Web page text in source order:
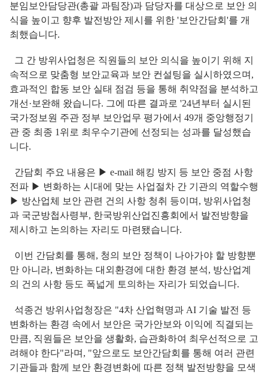
분임보안담당관(총괄 과팀장)과 담당자를 대상으로 보안 의
식을 높이고 향후 발전방안 제시를 위한 '보안간담회'를 개
최했습니다.
그 간 방위사업청은 직원들의 보안 의식을 높이기 위해 지
속적으로 맞춤형 보안교육과 보안 컨설팅을 실시하였으며,
효과적인 합동 보안 실태 점검 등을 통해 취약점을 분석하고
개선·보완해 왔습니다. 그에 따른 결과로 '24년부터 실시된
국가정보원 주관 정부 보안업무 평가에서 49개 중앙행정기
관 중 최종 1위로 최우수기관에 선정되는 성과를 달성했습
니다.
간담회 주요 내용은 ▶ e-mail 해킹 방지 등 보안 중점 사항
전파 ▶ 변화하는 시대에 맞는 사업절차 간 기관의 역할수행
▶ 방산업체 보안 관련 건의 사항 청취 등이며, 방위사업청
과 국군방첩사령부, 한국방위산업진흥회에서 발전방향을
제시하고 논의하는 자리도 마련됐습니다.
이번 간담회를 통해, 청의 보안 정책이 나아가야 할 방향뿐
만 아니라, 변화하는 대외환경에 대한 환경 분석, 방산업계
의 건의 사항 등도 폭넓게 토의하는 자리가 되었습니다.
석종건 방위사업청장은 "4차 산업혁명과 AI 기술 발전 등
변화하는 환경 속에서 보안은 국가안보와 이익에 직결되는
만큼, 직원들은 보안을 생활화, 습관화하여 최우선적으로 고
려해야 한다"라며, "앞으로도 보안간담회를 통해 여러 관련
기관들과 함께 보안 환경변화에 따른 정책 발전방향을 모색